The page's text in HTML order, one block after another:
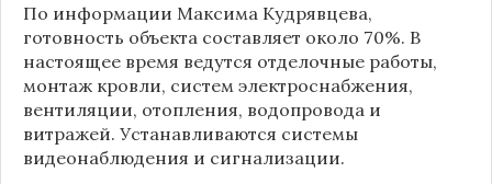
По информации Максима Кудрявцева,
готовность объекта составляет около 70%. В
настоящее время ведутся отделочные работы,
монтаж кровли, систем электроснабжения,
вентиляции, отопления, водопровода и
витражей. Устанавливаются системы
видеонаблюдения и сигнализации.